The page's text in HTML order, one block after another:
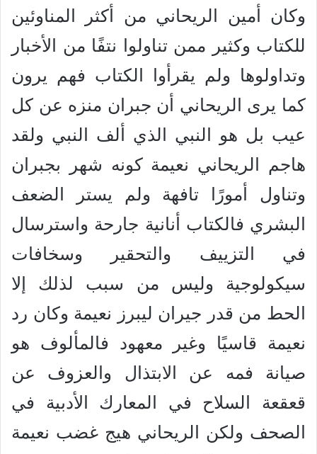
وكان أمين الريحاني من أكثر المناوئين
للكتاب وكثير ممن تناولوا نتفًا من الأخبار
وتداولوها ولم يقرأوا الكتاب فهم يرون
كما يرى الريحاني أن جبران منزه عن كل
عيب بل هو النبي الذي ألف النبي ولقد
هاجم الريحاني نعيمة كونه شهر بجبران
وتناول أمورًا تافهة ولم يستر الضعف
البشري فالكتاب أنانية جارحة واسترسال
في التزييف والتحقير وسخافات
سيكولوجية وليس من سبب لذلك إلا
الحط من قدر جيران ليبرز نعيمة وكان رد
نعيمة قاسيًا وغير معهود فالمألوف هو
صيانة فمه عن الابتذال والعزوف عن
قعقعة السلاح في المعارك الأدبية في
الصحف ولكن الريحاني هيج غضب نعيمة